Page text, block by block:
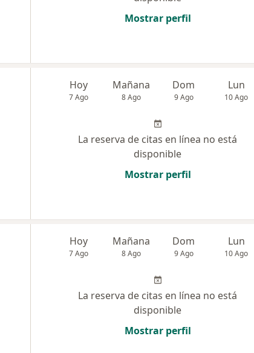
Mostrar perfil
Hoy
7 Ago
Mañana
8 Ago
Dom
9 Ago
Lun
10 Ago
La reserva de citas en línea no está
disponible
Mostrar perfil
Hoy
7 Ago
Mañana
8 Ago
Dom
9 Ago
Lun
10 Ago
La reserva de citas en línea no está
disponible
Mostrar perfil